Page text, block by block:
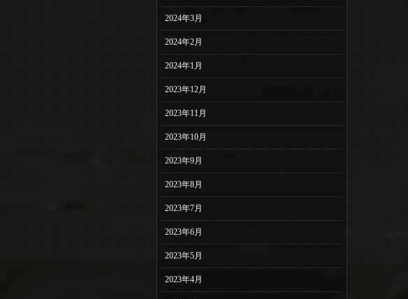
2024年3月
2024年2月
2024年1月
2023年12月
2023年11月
2023年10月
2023年9月
2023年8月
2023年7月
2023年6月
2023年5月
2023年4月